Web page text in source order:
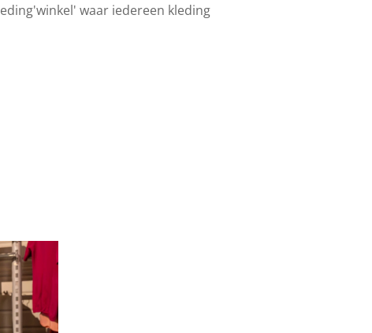
waar iedereen kleding